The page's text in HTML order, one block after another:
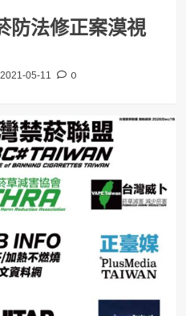
防法修正案漠視
2021-05-11 0